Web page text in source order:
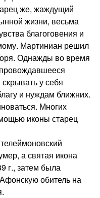
же, жаждущий
жизни, весьма
благоговения и
Мартиниан решил
Однажды во время
у себя
и нуждам ближних.
Многих
иконы старец
а святая икона
г., затем была
обитель на